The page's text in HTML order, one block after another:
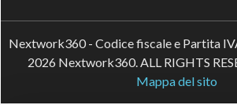
Nextwork360 - Codice fiscale e Partita
2026 Nextwork360. ALL RIGHTS
Mappa del sito